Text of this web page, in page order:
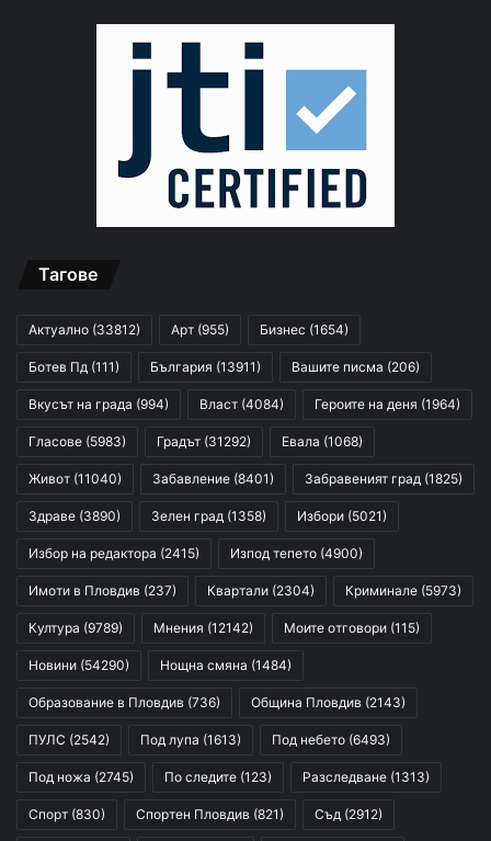
Тагове
Актуално (33812) Арт (955) Бизнес (1654)
Ботев Пд (111) България (13911) Вашите писма (206)
Вкусът на града (994) Власт (4084) Героите на деня (1964)
Гласове (5983) Градът (31292) Евала (1068)
Живот (11040) Забавление (8401) Забравеният град (1825)
Здраве (3890) Зелен град (1358) Избори (5021)
Избор на редактора (2415) Изпод тепето (4900)
Имоти в Пловдив (237) Квартали (2304) Криминале (5973)
Култура (9789) Мнения (12142) Моите отговори (115)
Новини (54290) Нощна смяна (1484)
Образование в Пловдив (736) Община Пловдив (2143)
ПУЛС (2542) Под лупа (1613) Под небето (6493)
Под ножа (2745) По следите (123) Разследване (1313)
Спорт (830) Спортен Пловдив (821) Съд (2912)